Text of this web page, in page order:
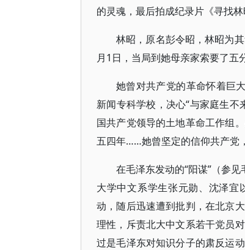
的灵魂，最后拍成纪录片《寻找林
林昭，原名彭令昭，林昭为
月1日，当局到她母亲家索要了
她曾对共产党的革命怀着巨
新闻专科学校，决心“与家庭生
国共产党领导的土地革命工作组
五四年……她曾坚定的信仰共产党
在毛泽东发动的“阳谋”（参
大学中文系学生张元勋、沈泽宜
动，随后迅速遭到批判，在北京
理性，斥责北大中文系若干党员
过是毛泽东对知识分子的肃反运